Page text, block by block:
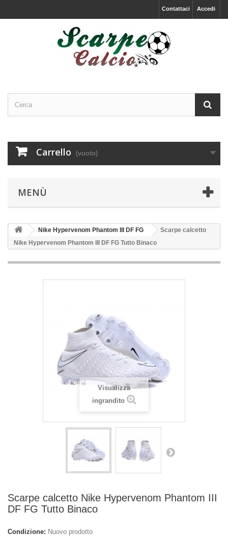
Accedi
Contattaci
Carrello (vuoto)
MENÙ
Nike Hypervenom Phantom III DF FG
Scarpe calcetto
Nike Hypervenom Phantom III DF FG Tutto Binaco
Visualizza
ingrandito
Scarpe calcetto Nike Hypervenom Phantom III
DF FG Tutto Binaco
Condizione: Nuovo prodotto